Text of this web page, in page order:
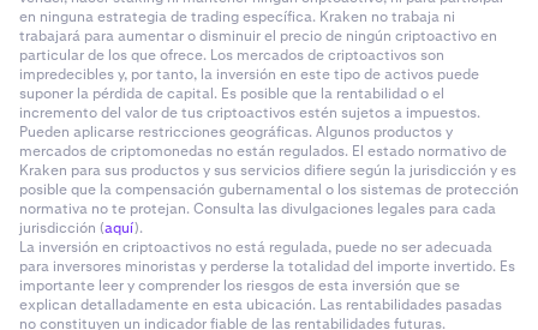
en ninguna estrategia de trading específica. Kraken no trabaja ni
trabajará para aumentar o disminuir el precio de ningún criptoactivo en
particular de los que ofrece. Los mercados de criptoactivos son
impredecibles y, por tanto, la inversión en este tipo de activos puede
suponer la pérdida de capital. Es posible que la rentabilidad o el
incremento del valor de tus criptoactivos estén sujetos a impuestos.
Pueden aplicarse restricciones geográficas. Algunos productos y
mercados de criptomonedas no están regulados. El estado normativo de
Kraken para sus productos y sus servicios difiere según la jurisdicción y es
posible que la compensación gubernamental o los sistemas de protección
normativa no te protejan. Consulta las divulgaciones legales para cada
jurisdicción (aquí).
La inversión en criptoactivos no está regulada, puede no ser adecuada
para inversores minoristas y perderse la totalidad del importe invertido. Es
importante leer y comprender los riesgos de esta inversión que se
explican detalladamente en esta ubicación. Las rentabilidades pasadas
no constituyen un indicador fiable de las rentabilidades futuras.